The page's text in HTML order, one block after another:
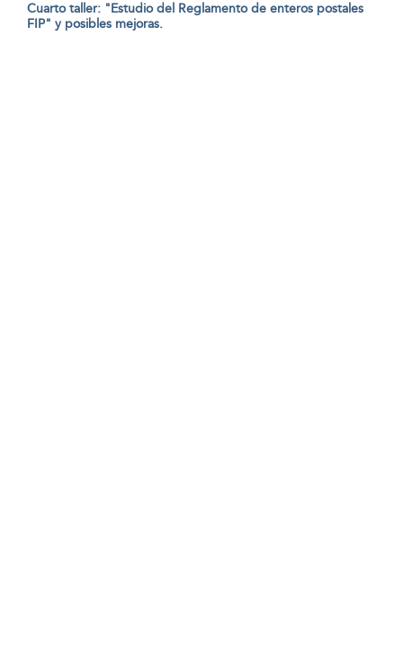
Cuarto taller: "Estudio del Reglamento de enteros postales
FIP" y posibles mejoras.